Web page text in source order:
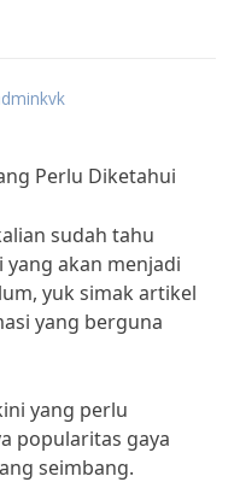
Perlu Diketahui
sudah tahu
akan menjadi
yuk simak artikel
yang berguna
yang perlu
popularitas gaya
seimbang.